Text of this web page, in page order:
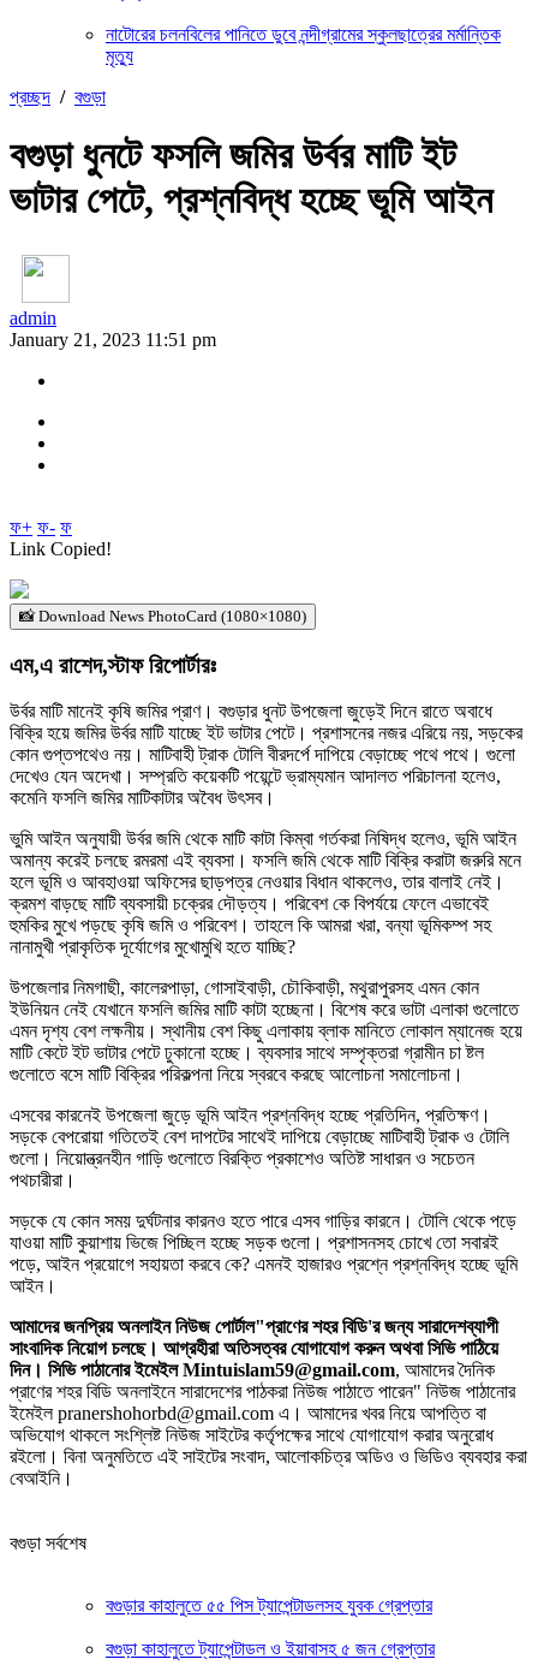
নাটোরের চলনবিলের পানিতে ডুবে নন্দীগ্রামের স্কুলছাত্রের মর্মান্তিক
মৃত্যু
প্রচ্ছদ / বগুড়া
বগুড়া ধুনটে ফসলি জমির উর্বর মাটি ইট
ভাটার পেটে, প্রশ্নবিদ্ধ হচ্ছে ভূমি আইন
admin
January 21, 2023 11:51 pm
ফ+ ফ- ফ
Link Copied!
📸 Download News PhotoCard (1080×1080)
এম,এ রাশেদ,স্টাফ রিপোর্টারঃ
উর্বর মাটি মানেই কৃষি জমির প্রাণ। বগুড়ার ধুনট উপজেলা জুড়েই দিনে রাতে অবাধে
বিক্রি হয়ে জমির উর্বর মাটি যাচ্ছে ইট ভাটার পেটে। প্রশাসনের নজর এরিয়ে নয়, সড়কের
কোন গুপ্তপথেও নয়। মাটিবাহী ট্রাক টোলি বীরদর্পে দাপিয়ে বেড়াচ্ছে পথে পথে। গুলো
দেখেও যেন অদেখা। সম্প্রতি কয়েকটি পয়েন্টে ভ্রাম্যমান আদালত পরিচালনা হলেও,
কমেনি ফসলি জমির মাটিকাটার অবৈধ উৎসব।
ভুমি আইন অনুযায়ী উর্বর জমি থেকে মাটি কাটা কিম্বা গর্তকরা নিষিদ্ধ হলেও, ভূমি আইন
অমান্য করেই চলছে রমরমা এই ব্যবসা। ফসলি জমি থেকে মাটি বিক্রি করাটা জরুরি মনে
হলে ভূমি ও আবহাওয়া অফিসের ছাড়পত্র নেওয়ার বিধান থাকলেও, তার বালাই নেই।
ক্রমশ বাড়ছে মাটি ব্যবসায়ী চক্রের দৌড়ত্য। পরিবেশ কে বিপর্যয়ে ফেলে এভাবেই
হুমকির মুখে পড়ছে কৃষি জমি ও পরিবেশ। তাহলে কি আমরা খরা, বন্যা ভূমিকম্প সহ
নানামুখী প্রাকৃতিক দূর্যোগের মুখোমুখি হতে যাচ্ছি?
উপজেলার নিমগাছী, কালেরপাড়া, গোসাইবাড়ী, চৌকিবাড়ী, মথুরাপুরসহ এমন কোন
ইউনিয়ন নেই যেখানে ফসলি জমির মাটি কাটা হচ্ছেনা। বিশেষ করে ভাটা এলাকা গুলোতে
এমন দৃশ্য বেশ লক্ষনীয়। স্থানীয় বেশ কিছু এলাকায় ব্লাক মানিতে লোকাল ম্যানেজ হয়ে
মাটি কেটে ইট ভাটার পেটে ঢুকানো হচ্ছে। ব্যবসার সাথে সম্পৃক্তরা গ্রামীন চা ষ্টল
গুলোতে বসে মাটি বিক্রির পরিকল্পনা নিয়ে স্বরবে করছে আলোচনা সমালোচনা।
এসবের কারনেই উপজেলা জুড়ে ভূমি আইন প্রশ্নবিদ্ধ হচ্ছে প্রতিদিন, প্রতিক্ষণ।
সড়কে বেপরোয়া গতিতেই বেশ দাপটের সাথেই দাপিয়ে বেড়াচ্ছে মাটিবাহী ট্রাক ও টোলি
গুলো। নিয়োন্ত্রনহীন গাড়ি গুলোতে বিরক্তি প্রকাশেও অতিষ্ট সাধারন ও সচেতন
পথচারীরা।
সড়কে যে কোন সময় দুর্ঘটনার কারনও হতে পারে এসব গাড়ির কারনে। টোলি থেকে পড়ে
যাওয়া মাটি কুয়াশায় ভিজে পিচ্ছিল হচ্ছে সড়ক গুলো। প্রশাসনসহ চোখে তো সবারই
পড়ে, আইন প্রয়োগে সহায়তা করবে কে? এমনই হাজারও প্রশ্নে প্রশ্নবিদ্ধ হচ্ছে ভূমি
আইন।
আমাদের জনপ্রিয় অনলাইন নিউজ পোর্টাল"প্রাণের শহর বিডি'র জন্য সারাদেশব্যাপী
সাংবাদিক নিয়োগ চলছে। আগ্রহীরা অতিসত্বর যোগাযোগ করুন অথবা সিভি পাঠিয়ে
দিন। সিভি পাঠানোর ইমেইল Mintuislam59@gmail.com, আমাদের দৈনিক
প্রাণের শহর বিডি অনলাইনে সারাদেশের পাঠকরা নিউজ পাঠাতে পারেন" নিউজ পাঠানোর
ইমেইল pranershohorbd@gmail.com এ। আমাদের খবর নিয়ে আপত্তি বা
অভিযোগ থাকলে সংশ্লিষ্ট নিউজ সাইটের কর্তৃপক্ষের সাথে যোগাযোগ করার অনুরোধ
রইলো। বিনা অনুমতিতে এই সাইটের সংবাদ, আলোকচিত্র অডিও ও ভিডিও ব্যবহার করা
বেআইনি।
বগুড়া সর্বশেষ
বগুড়ার কাহালুতে ৫৫ পিস ট্যাপেন্টাডলসহ যুবক গ্রেপ্তার
বগুড়া কাহালুতে ট্যাপেন্টাডল ও ইয়াবাসহ ৫ জন গ্রেপ্তার